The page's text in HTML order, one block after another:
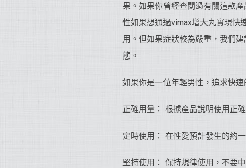
果。如果你曾經查閱過有關這款
性如果想通過vimax增大丸實現快
用。但如果症狀較為嚴重，我們
態。
如果你是一位年輕男性，追求快
正確用量： 根據產品說明使用正
定時使用： 在性愛預計發生的約
堅持使用： 保持規律使用，不要